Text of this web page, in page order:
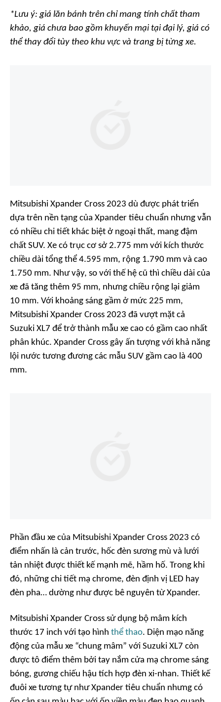
*Lưu ý: giá lăn bánh trên chỉ mang tính chất tham
khảo, giá chưa bao gồm khuyến mại tại đại lý, giá có
thể thay đổi tùy theo khu vực và trang bị từng xe.
Mitsubishi Xpander Cross 2023 dù được phát triển
dựa trên nền tạng của Xpander tiêu chuẩn nhưng vẫn
có nhiều chi tiết khác biệt ở ngoại thất, mang đậm
chất SUV. Xe có trục cơ sở 2.775 mm với kích thước
chiều dài tổng thể 4.595 mm, rộng 1.790 mm và cao
1.750 mm. Như vậy, so với thế hệ cũ thì chiều dài của
xe đã tăng thêm 95 mm, nhưng chiều rộng lại giảm
10 mm. Với khoảng sáng gầm ở mức 225 mm,
Mitsubishi Xpander Cross 2023 đã vượt mặt cả
Suzuki XL7 để trở thành mẫu xe cao có gầm cao nhất
phân khúc. Xpander Cross gây ấn tượng với khả năng
lội nước tương đương các mẫu SUV gầm cao là 400
mm.
Phần đầu xe của Mitsubishi Xpander Cross 2023 có
điểm nhấn là cản trước, hốc đèn sương mù và lưới
tản nhiệt được thiết kế mạnh mẽ, hầm hố. Trong khi
đó, những chi tiết mạ chrome, đèn định vị LED hay
đèn pha… dường như được bê nguyên từ Xpander.
Mitsubishi Xpander Cross sử dụng bộ mâm kích
thước 17 inch với tạo hình thể thao. Diện mạo năng
động của mẫu xe “chung mâm” với Suzuki XL7 còn
được tô điểm thêm bởi tay nắm cửa mạ chrome sáng
bóng, gương chiếu hậu tích hợp đèn xi-nhan. Thiết kế
đuôi xe tương tự như Xpander tiêu chuẩn nhưng có